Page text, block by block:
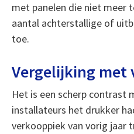
met panelen die niet meer
aantal achterstallige of
toe.
Vergelijking met
Het is een scherp contrast
installateurs het drukker
verkooppiek van vorig jaar